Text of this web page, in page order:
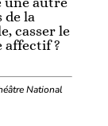
de la
casser le
affectif ?
National